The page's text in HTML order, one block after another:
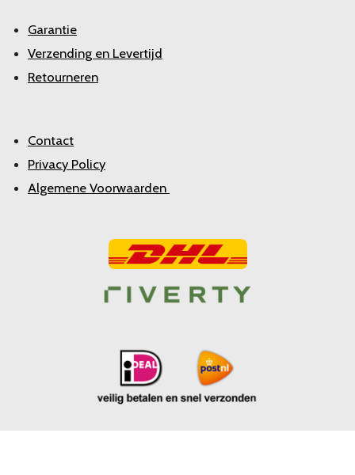
Garantie
Verzending en Levertijd
Retourneren
Contact
Privacy Policy
Algemene Voorwaarden